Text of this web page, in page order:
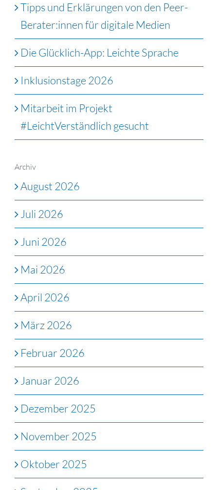
Tipps und Erklärungen von den Peer-
Berater:innen für digitale Medien
Die Glücklich-App: Leichte Sprache
Inklusionstage 2026
Mitarbeit im Projekt
#LeichtVerständlich gesucht
Archiv
August 2026
Juli 2026
Juni 2026
Mai 2026
April 2026
März 2026
Februar 2026
Januar 2026
Dezember 2025
November 2025
Oktober 2025